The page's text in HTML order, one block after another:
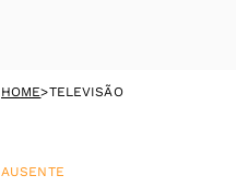
HOME>TELEVISÃO
AUSENTE